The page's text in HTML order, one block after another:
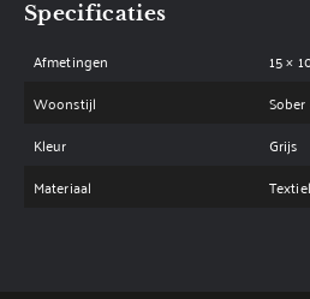
Specificaties
Afmetingen
15 ×
Woonstijl
Kleur
Grijs
Materiaal
Textiel